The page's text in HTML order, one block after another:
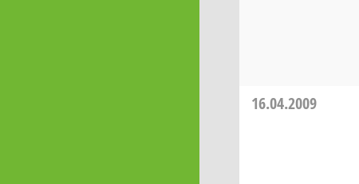
16.04.2009